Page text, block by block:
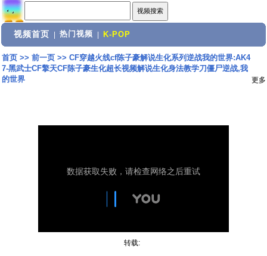
视频首页 热门视频 K-POP
首页>> 前一页>> CF穿越火线cf陈子豪解说生化系列逆战我的世界:AK4
7-黑武士CF擎天CF陈子豪生化超长视频解说生化身法教学刀僵尸逆战,我
的世界
更多
转载: